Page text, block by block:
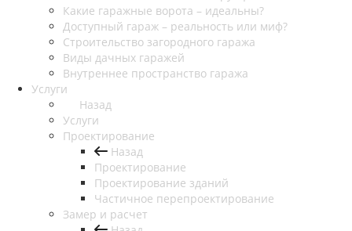
Какие гаражные ворота – идеальны?
Доступный гараж – реальность или миф?
Строительство загородного гаража
Виды дачных гаражей
Внутреннее пространство гаража
Услуги
Назад
Услуги
Проектирование
Назад
Проектирование
Проектирование зданий
Частичное перепроектирование
Замер и расчет